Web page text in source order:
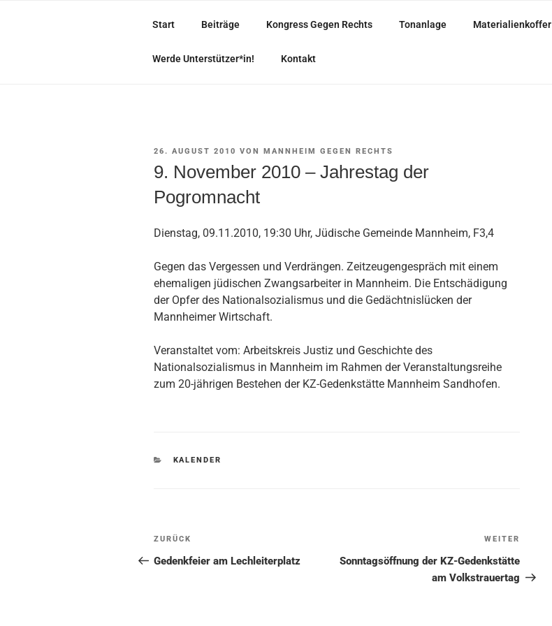
Start Beiträge Kongress Gegen Rechts Tonanlage Materialienkoffer
Werde Unterstützer*in! Kontakt
VERÖFFENTLICHT
26. AUGUST 2010 VON MANNHEIM GEGEN RECHTS
9. November 2010 – Jahrestag der
Pogromnacht
Dienstag, 09.11.2010, 19:30 Uhr, Jüdische Gemeinde Mannheim, F3,4
Gegen das Vergessen und Verdrängen. Zeitzeugengespräch mit einem
ehemaligen jüdischen Zwangsarbeiter in Mannheim. Die Entschädigung
der Opfer des Nationalsozialismus und die Gedächtnislücken der
Mannheimer Wirtschaft.
Veranstaltet vom: Arbeitskreis Justiz und Geschichte des
Nationalsozialismus in Mannheim im Rahmen der Veranstaltungsreihe
zum 20-jährigen Bestehen der KZ-Gedenkstätte Mannheim Sandhofen.
KATEGORIEN
KALENDER
Beitragsnavigation
Vorheriger
Beitrag
ZURÜCK
Gedenkfeier am Lechleiterplatz
Beitrag
WEITER
Sonntagsöffnung der KZ-Gedenkstätte
am Volkstrauertag